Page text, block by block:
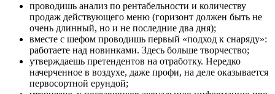
проводишь анализ по рентабельности и количеству
продаж действующего меню (горизонт должен быть не
очень длинный, но и не последние два дня);
вместе с шефом проводишь первый «подход к снаряду»:
работаете над новинками. Здесь больше творчество;
утверждаешь претендентов на отработку. Нередко
начерченное в воздухе, даже профи, на деле оказывается
первосортной ерундой;